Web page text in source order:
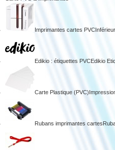
Imprimantes cartes PVC
Edikio : étiquettes PVCEdikio
Carte Plastique (PVC)
Rubans imprimantes cartes